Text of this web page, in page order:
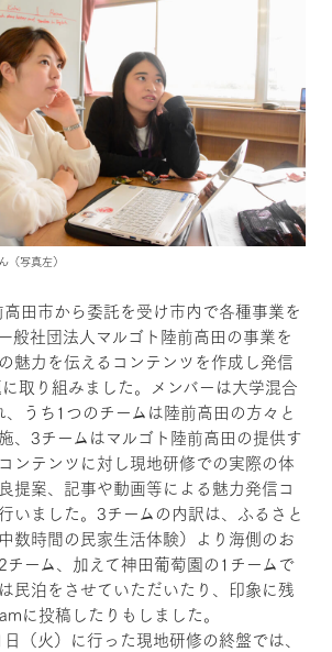
（写真左）
田市から委託を受け市内で各種事業を
般社団法人マルゴト陸前高田の事業を
魅力を伝えるコンテンツを作成し発信
取り組みました。メンバーは大学混合
うち1つのチームは陸前高田の方々と
、3チームはマルゴト陸前高田の提供す
ンテンツに対し現地研修での実際の体
提案、記事や動画等による魅力発信コ
いました。3チームの内訳は、ふるさと
数時間の民家生活体験）より海側のお
ーム、加えて神田葡萄園の1チームで
民泊をさせていただいたり、印象に残
に投稿したりもしました。
（火）に行った現地研修の終盤では、